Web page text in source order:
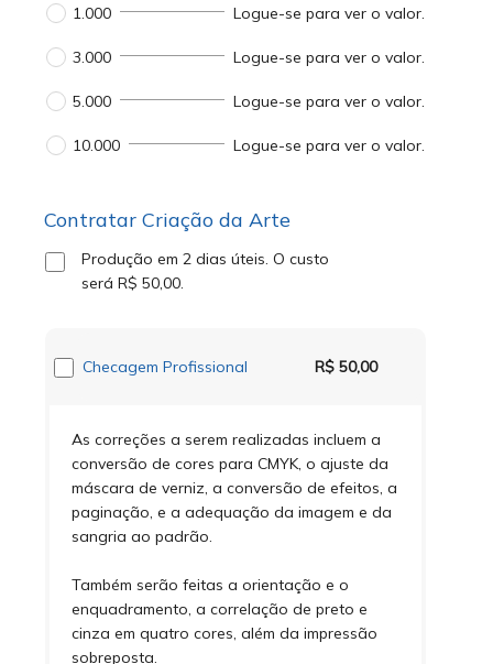
3.000 Logue-se para ver o valor.
5.000 Logue-se para ver o valor.
10.000 Logue-se para ver o valor.
1.000 Logue-se para ver o valor.
Contratar Criação da Arte
Produção em 2 dias úteis.O custo
seráR$ 50,00.
Checagem Profissional R$ 50,00
As correções a serem realizadas incluem a
conversão de cores para CMYK, o ajuste da
máscara de verniz, a conversão de efeitos, a
paginação, e a adequação da imagem e da
sangria ao padrão.
Também serão feitas a orientação e o
enquadramento, a correlação de preto e
cinza em quatro cores, além da impressão
sobreposta.